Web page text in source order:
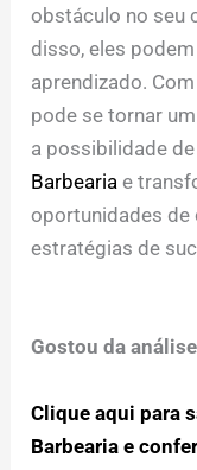
obstáculo no seu
disso, eles
aprendizado.
pode se tornar
a possibilidade
Barbearia e
oportunidades de
estratégias de
Gostou da
Clique aqui para
Barbearia e